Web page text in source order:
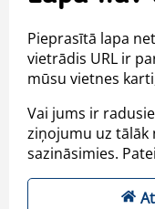
Pieprasītā lapa
vietrādis URL ir
mūsu vietnes
Vai jums ir
ziņojumu uz tālāk
sazināsimies.